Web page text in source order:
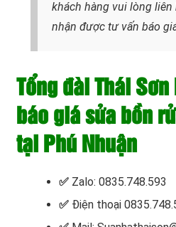
khách hàng vui lòng liên
nhận được tư vấn báo
Tổng đài Thái
báo giá sửa bồn
tại Phú Nhuận
✅ Zalo: 0835.748.593
✅ Điện thoại